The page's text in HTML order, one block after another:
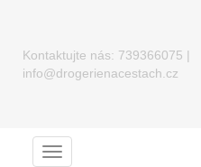
Kontaktujte nás: 739366075 |
info@drogerienacestach.cz
Menu